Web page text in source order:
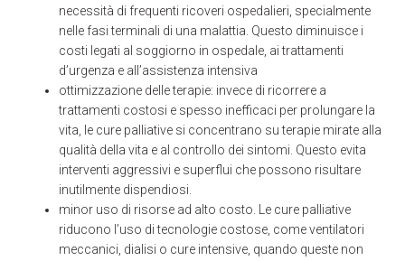
necessità di frequenti ricoveri ospedalieri, specialmente
nelle fasi terminali di una malattia. Questo diminuisce i
costi legati al soggiorno in ospedale, ai trattamenti
d’urgenza e all’assistenza intensiva
ottimizzazione delle terapie: invece di ricorrere a
trattamenti costosi e spesso inefficaci per prolungare la
vita, le cure palliative si concentrano su terapie mirate alla
qualità della vita e al controllo dei sintomi. Questo evita
interventi aggressivi e superflui che possono risultare
inutilmente dispendiosi.
minor uso di risorse ad alto costo. Le cure palliative
riducono l’uso di tecnologie costose, come ventilatori
meccanici, dialisi o cure intensive, quando queste non